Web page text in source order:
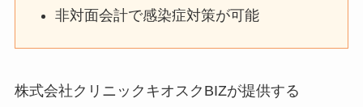
非対面会計で感染症対策が可能
株式会社クリニックキオスクBIZが提供する